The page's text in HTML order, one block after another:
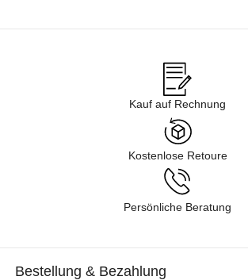
Kauf auf Rechnung
Kostenlose Retoure
Persönliche Beratung
Bestellung & Bezahlung